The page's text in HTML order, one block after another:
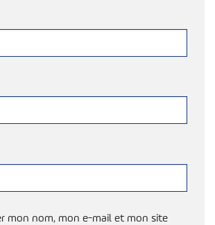
mon nom, mon e-mail et mon site